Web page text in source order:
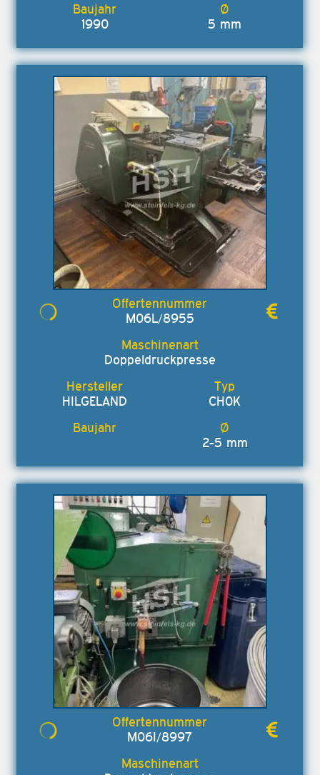
1990 5 mm
M06L/8955
Doppeldruckpresse
HILGELAND CH0K
2-5 mm
M06I/8997